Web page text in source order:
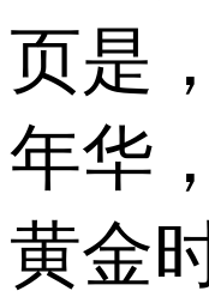
页是
年华
黄金